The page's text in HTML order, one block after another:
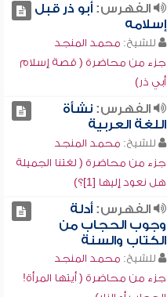
الفهرس:أبو ذر قبل
إسلامه
للشيخ: محمد المنجد
جزء من محاضرة ( قصة إسلام
أبي ذر)
الفهرس:نشأة
اللغة العربية
للشيخ: محمد المنجد
جزء من محاضرة ( لغتنا الجميلة
هل نعود إليها [1]؟)
الفهرس:أدلة
وجوب الحجاب من
الكتاب والسنة
للشيخ: محمد المنجد
جزء من محاضرة ( أيتها المرأة!